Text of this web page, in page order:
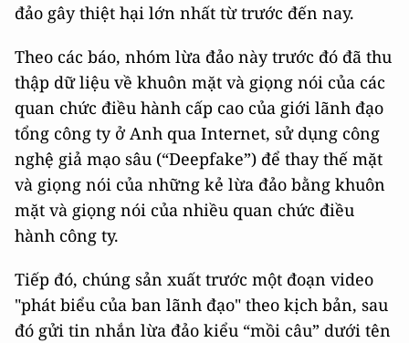
đảo gây thiệt hại lớn nhất từ ​​trước đến nay.
Theo các báo, nhóm lừa đảo này trước đó đã thu
thập dữ liệu về khuôn mặt và giọng nói của các
quan chức điều hành cấp cao của giới lãnh đạo
tổng công ty ở Anh qua Internet, sử dụng công
nghệ giả mạo sâu (“Deepfake”) để thay thế mặt
và giọng nói của những kẻ lừa đảo bằng khuôn
mặt và giọng nói của nhiều quan chức điều
hành công ty.
Tiếp đó, chúng sản xuất trước một đoạn video
"phát biểu của ban lãnh đạo" theo kịch bản, sau
đó gửi tin nhắn lừa đảo kiểu “mồi câu” dưới tên